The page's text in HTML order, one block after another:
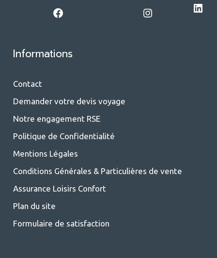
Facebook Instagram LinkedIn
Informations
Contact
Demander votre devis voyage
Notre engagement RSE
Politique de Confidentialité
Mentions Légales
Conditions Générales & Particulières de vente
Assurance Loisirs Confort
Plan du site
Formulaire de satisfaction